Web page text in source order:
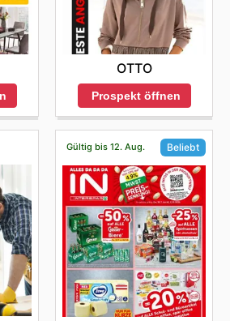
OTTO
Prospekt öffnen
Gültig bis 12. Aug. Beliebt